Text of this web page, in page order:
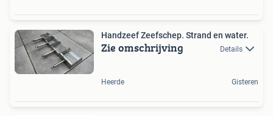
Handzeef Zeefschep. Strand en water.
Zie omschrijving Details
Heerde Gisteren